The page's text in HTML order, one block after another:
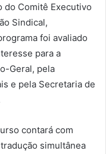
do Comitê Executivo
Sindical,
foi avaliado
para a
Geral, pela
e pela Secretaria de
contará com
simultânea